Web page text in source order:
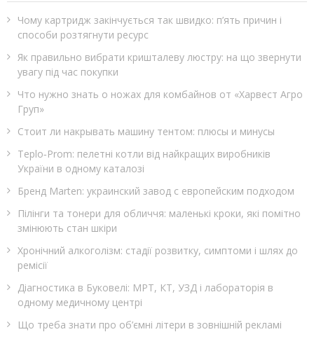
Чому картридж закінчується так швидко: п’ять причин і
способи розтягнути ресурс
Як правильно вибрати кришталеву люстру: на що звернути
увагу під час покупки
Что нужно знать о ножах для комбайнов от «Харвест Агро
Груп»
Стоит ли накрывать машину тентом: плюсы и минусы
Teplo‑Prom: пелетні котли від найкращих виробників
України в одному каталозі
Бренд Marten: украинский завод с европейским подходом
Пілінги та тонери для обличчя: маленькі кроки, які помітно
змінюють стан шкіри
Хронічний алкоголізм: стадії розвитку, симптоми і шлях до
ремісії
Діагностика в Буковелі: МРТ, КТ, УЗД і лабораторія в
одному медичному центрі
Що треба знати про об’ємні літери в зовнішній рекламі